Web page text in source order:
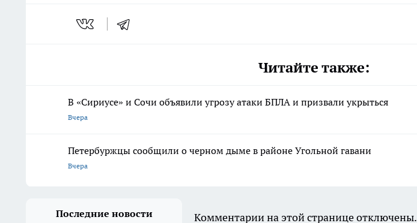
Читайте также:
В «Сириусе» и Сочи объявили угрозу атаки БПЛА и призвали укрыться
Вчера
Петербуржцы сообщили о черном дыме в районе Угольной гавани
Вчера
Последние новости Комментарии на этой странице отключены.